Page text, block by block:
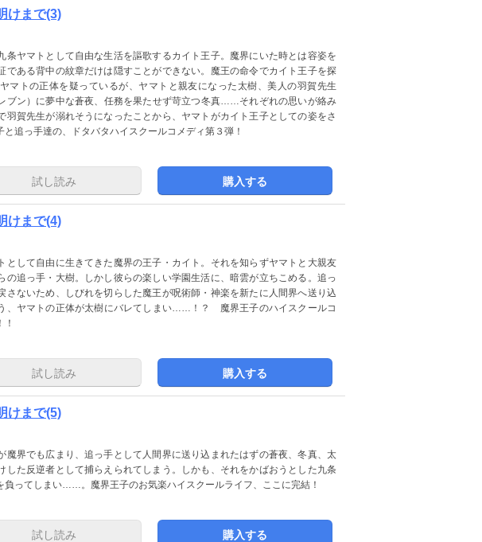
けまで(3)
条ヤマトとして自由な生活を謳歌するカイト王子。魔界にいた時とは容姿を
である背中の紋章だけは隠すことができない。魔王の命令でカイト王子を探
マトの正体を疑っているが、ヤマトと親友になった太樹、美人の羽賀先生
ブン）に夢中な蒼夜、任務を果たせず苛立つ冬真……それぞれの思いが絡み
羽賀先生が溺れそうになったことから、ヤマトがカイト王子としての姿をさ
追っ手達の、ドタバタハイスクールコメディ第３弾！
試し読み 購入する
けまで(4)
として自由に生きてきた魔界の王子・カイト。それを知らずヤマトと大親友
の追っ手・大樹。しかし彼らの楽しい学園生活に、暗雲が立ちこめる。追っ
さないため、しびれを切らした魔王が呪術師・神楽を新たに人間界へ送り込
、ヤマトの正体が太樹にバレてしまい……！？ 魔界王子のハイスクールコ
試し読み 購入する
けまで(5)
魔界でも広まり、追っ手として人間界に送り込まれたはずの蒼夜、冬真、太
した反逆者として捕らえられてしまう。しかも、それをかばおうとした九条
負ってしまい……。魔界王子のお気楽ハイスクールライフ、ここに完結！
試し読み 購入する